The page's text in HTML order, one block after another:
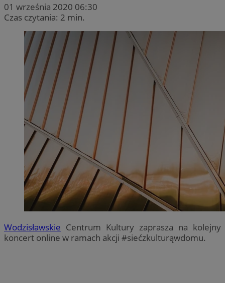
01 września 2020 06:30
Czas czytania: 2 min.
Wodzisławskie Centrum Kultury zaprasza na kolejny
koncert online w ramach akcji #siećzkulturąwdomu.